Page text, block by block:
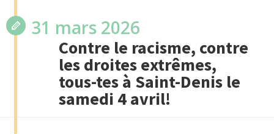
31 mars 2026
Contre le racisme, contre
les droites extrêmes,
tous-tes à Saint-Denis le
samedi 4 avril!